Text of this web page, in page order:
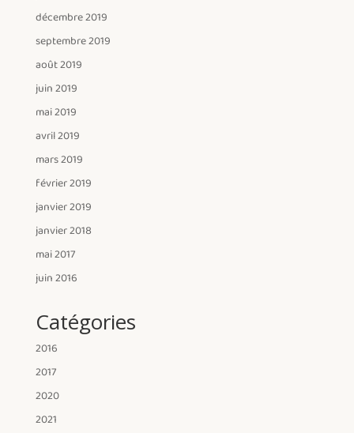
décembre 2019
septembre 2019
août 2019
juin 2019
mai 2019
avril 2019
mars 2019
février 2019
janvier 2019
janvier 2018
mai 2017
juin 2016
Catégories
2016
2017
2020
2021